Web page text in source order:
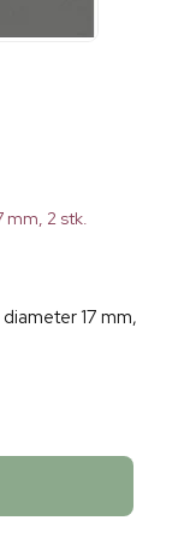
mm, 2 stk.
17 mm,